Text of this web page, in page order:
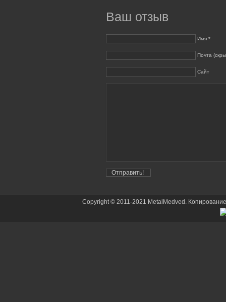
Ваш отзыв
Имя *
Почта
Сайт
Copyright © 2011-2021 MetalMedved.